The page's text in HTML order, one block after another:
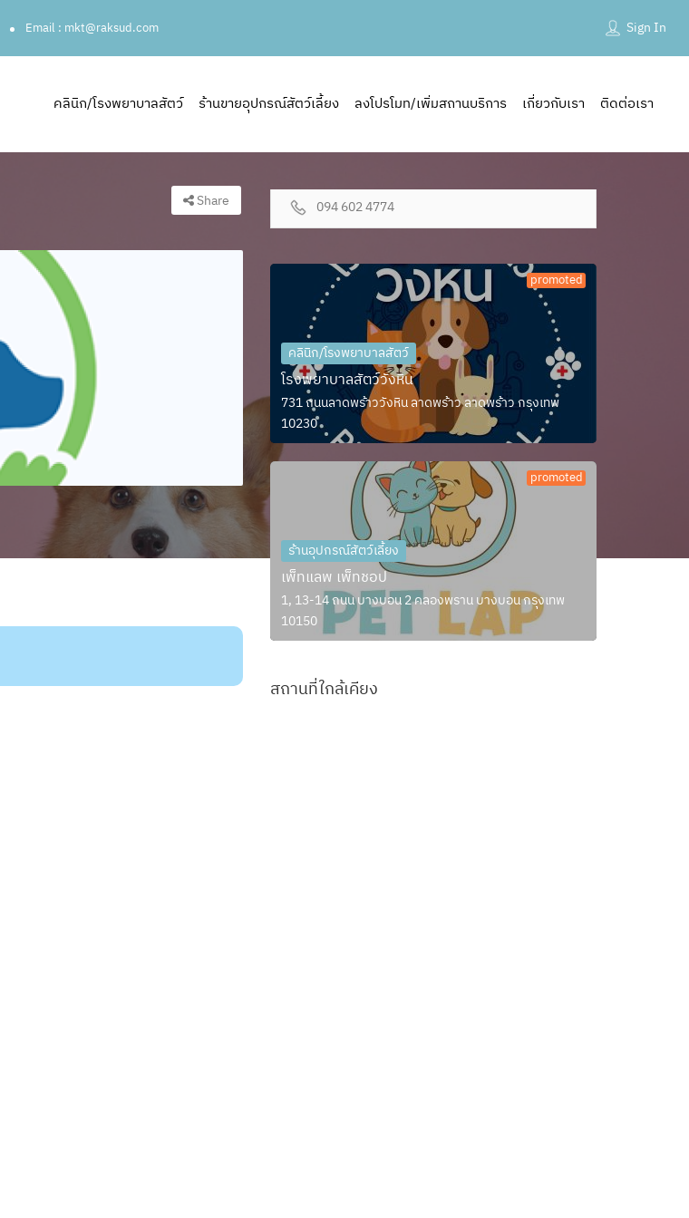
Email : mkt@raksud.com Sign In
คลินิก/โรงพยาบาลสัตว์ ร้านขายอุปกรณ์สัตว์เลี้ยง ลงโปรโมท/เพิ่มสถานบริการ เกี่ยวกับเรา ติดต่อเรา
Share 094 602 4774
promoted
คลินิก/โรงพยาบาลสัตว์
โรงพยาบาลสัตว์วังหิน
731 ถนนลาดพร้าววังหิน ลาดพร้าว ลาดพร้าว กรุงเทพ
10230
promoted
ร้านอุปกรณ์สัตว์เลี้ยง
เพ็ทแลพ เพ็ทชอป
1, 13-14 ถนน บางบอน 2 คลองพราน บางบอน กรุงเทพ
10150
สถานที่ใกล้เคียง